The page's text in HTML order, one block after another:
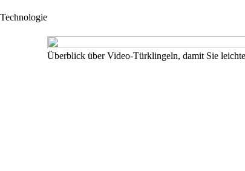
Technologie
Überblick über Video-Türklingeln, damit Sie